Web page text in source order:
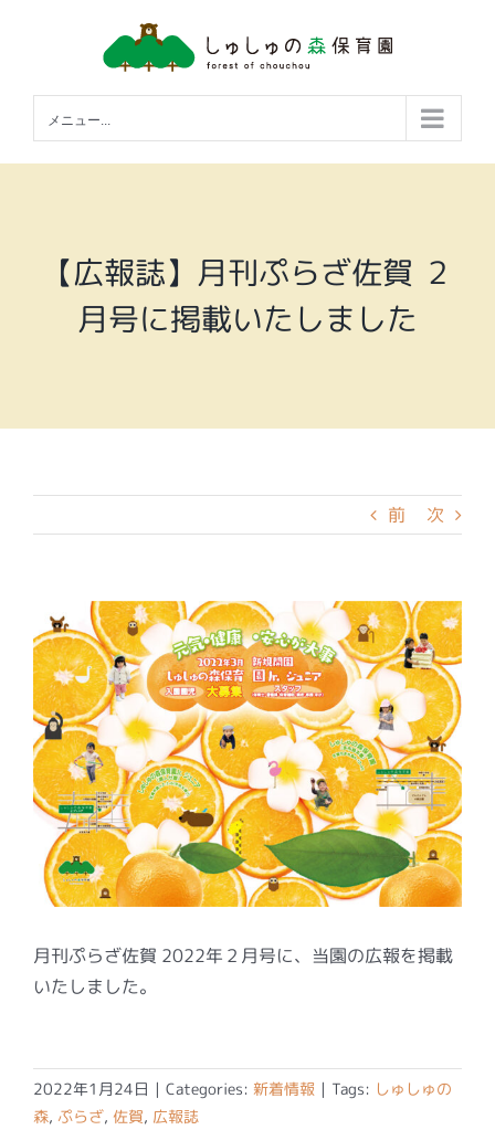
メニュー...
【広報誌】月刊ぷらざ佐賀 ２
月号に掲載いたしました
前 次
月刊ぷらざ佐賀 2022年２月号に、当園の広報を掲載
いたしました。
2022年1月24日 | Categories: 新着情報 | Tags: しゅしゅの
森, ぷらざ, 佐賀, 広報誌